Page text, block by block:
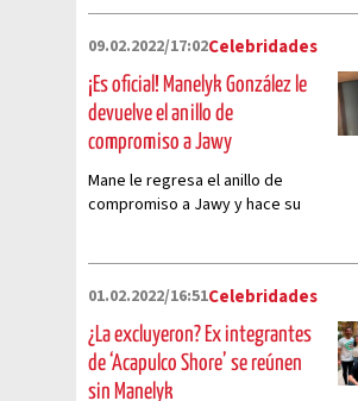
09.02.2022/17:02Celebridades
¡Es oficial! Manelyk González le
devuelve el anillo de
compromiso a Jawy
Mane le regresa el anillo de
compromiso a Jawy y hace su
01.02.2022/16:51Celebridades
¿La excluyeron? Ex integrantes
de ‘Acapulco Shore’ se reúnen
sin Manelyk